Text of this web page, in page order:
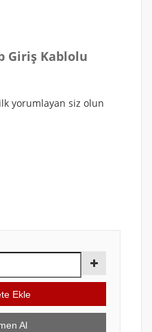
Giriş Kablolu
yorumlayan siz olun
Ekle
Al